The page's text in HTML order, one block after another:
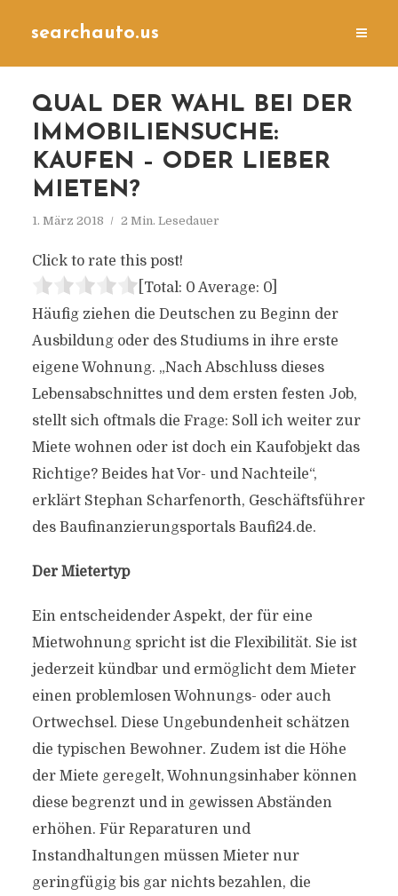
searchauto.us
QUAL DER WAHL BEI DER
IMMOBILIENSUCHE:
KAUFEN – ODER LIEBER
MIETEN?
1. März 2018 2 Min. Lesedauer
Click to rate this post!
[Total: 0 Average: 0]
Häufig ziehen die Deutschen zu Beginn der
Ausbildung oder des Studiums in ihre erste
eigene Wohnung. „Nach Abschluss dieses
Lebensabschnittes und dem ersten festen Job,
stellt sich oftmals die Frage: Soll ich weiter zur
Miete wohnen oder ist doch ein Kaufobjekt das
Richtige? Beides hat Vor- und Nachteile“,
erklärt Stephan Scharfenorth, Geschäftsführer
des Baufinanzierungsportals Baufi24.de.
Der Mietertyp
Ein entscheidender Aspekt, der für eine
Mietwohnung spricht ist die Flexibilität. Sie ist
jederzeit kündbar und ermöglicht dem Mieter
einen problemlosen Wohnungs- oder auch
Ortwechsel. Diese Ungebundenheit schätzen
die typischen Bewohner. Zudem ist die Höhe
der Miete geregelt, Wohnungsinhaber können
diese begrenzt und in gewissen Abständen
erhöhen. Für Reparaturen und
Instandhaltungen müssen Mieter nur
geringfügig bis gar nichts bezahlen, die